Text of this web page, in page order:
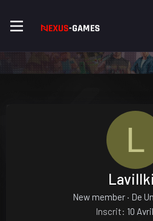
L
New member · De
Inscrit
10